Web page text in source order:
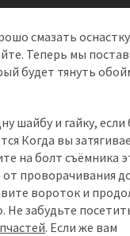
смазать оснастку
Теперь мы
будет тянуть
шайбу и гайку, если
Когда вы
на болт съёмника
от проворачивания
вороток и
Не забудьте
. Если же вам